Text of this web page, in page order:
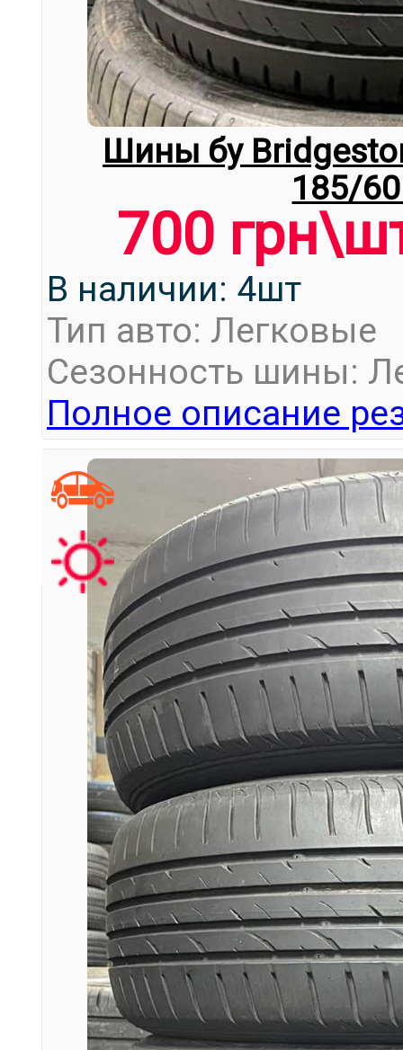
Шины бу
185/
700
В наличии: 4шт
Тип авто: Легковые
Сезонность шины:
Полное описание